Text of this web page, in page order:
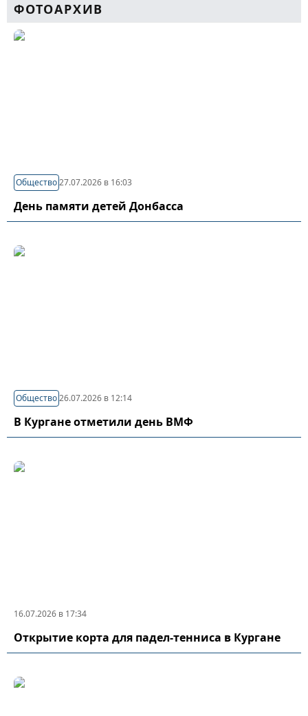
ФОТОАРХИВ
Общество27.07.2026 в 16:03
День памяти детей Донбасса
Общество26.07.2026 в 12:14
В Кургане отметили день ВМФ
16.07.2026 в 17:34
Открытие корта для падел-тенниса в Кургане